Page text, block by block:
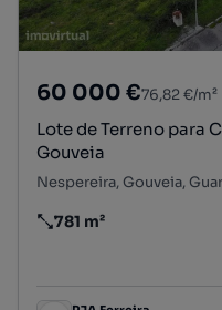
60 000 €76,82 €/m²
Lote de Terreno para
Gouveia
Nespereira, Gouveia,
Preço por metro
781 m²